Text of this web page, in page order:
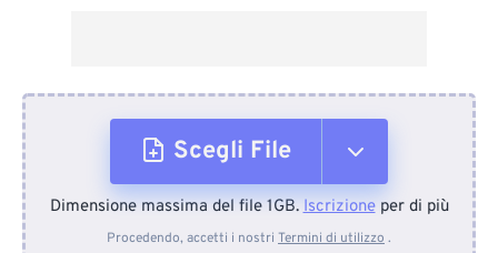
Scegli File
Dal dispositivo
Dimensione massima del file 1GB.Iscrizioneper di più
Procedendo, accetti i nostri Termini di utilizzo .